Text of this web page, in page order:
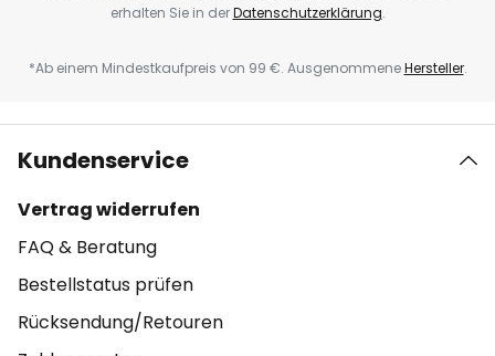
erhalten Sie in derDatenschutzerklärung.
*Ab einem Mindestkaufpreis von 99 €. AusgenommeneHersteller.
Kundenservice
Vertrag widerrufen
FAQ & Beratung
Bestellstatus prüfen
Rücksendung/Retouren